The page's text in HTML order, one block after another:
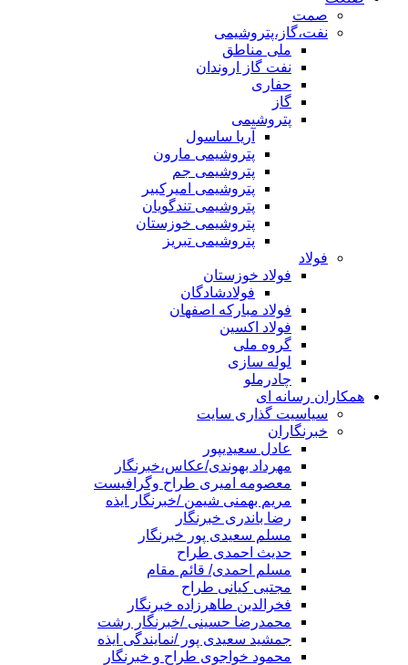
صمت
نفت،گاز،پتروشیمی
ملی مناطق
نفت گاز اروندان
حفاری
گاز
پتروشیمی
آریا ساسول
پتروشیمی مارون
پتروشیمی جم
پتروشیمی امیرکبیر
پتروشیمی تندگویان
پتروشیمی خوزستان
پتروشیمی تبریز
فولاد
فولاد خوزستان
فولادشادگان
فولاد مبارکه اصفهان
فولاد اکسین
گروه ملی
لوله سازی
چادرملو
همکاران رسانه ای
سیاسیت گذاری سایت
خبرنگاران
عادل سعیدیپور
مهرداد بهوندی/عکاس،خبرنگار
معصومه امیری طراح وگرافیست
مریم بهمنی شیمن /خبرنگار ایذه
رضا باندری خبرنگار
مسلم سعیدی پور خبرنگار
حدیث احمدی طراح
مسلم احمدی/ قائم مقام
مجتبی کیانی طراح
فخرالدین طاهرزاده خبرنگار
محمدرضا حسینی /خبرنگار رشت
جمشید سعیدی پور /نمایندگی ایذه
محمود خواجوی طراح و خبرنگار